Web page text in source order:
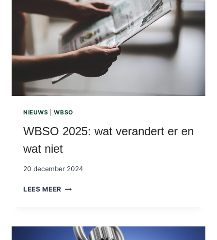
NIEUWS |WBSO
WBSO 2025: wat verandert er en
wat niet
20 december 2024
LEES MEER W
2